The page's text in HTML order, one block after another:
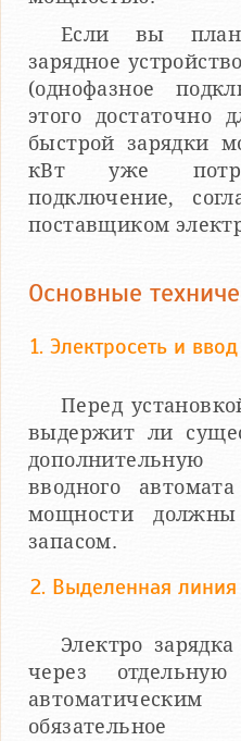
Если вы
зарядное
(однофазное
этого
быстрой зарядки
кВт уже
подключение,
поставщиком
Основные
1. Электросеть и
Перед
выдержит ли
вводного
мощности
запасом.
2. Выделенная
Электро
через